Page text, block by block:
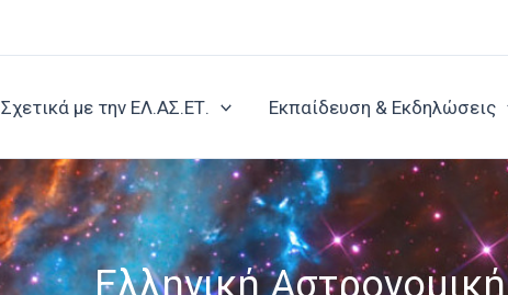
Σχετικά με την ΕΛ.ΑΣ.ΕΤ. Εκπαίδευση & Εκδηλώσεις
Ελληνική